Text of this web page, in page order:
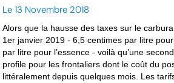
Le 13 Novembre 2018
Alors que la hausse des taxes sur le
1er janvier 2019 - 6,5 centimes par litre
par litre pour l’essence - voilà qu’une
profile pour les frontaliers dont le coût du
littéralement depuis quelques mois. Les